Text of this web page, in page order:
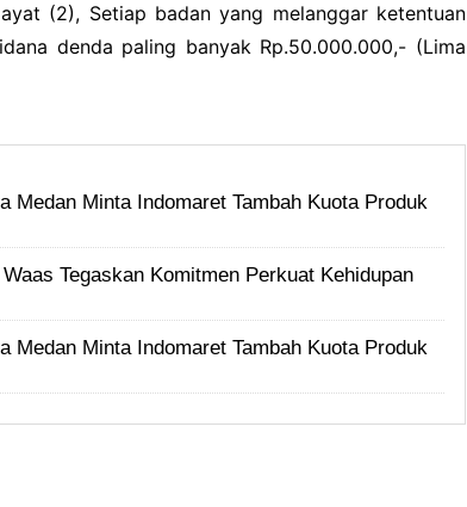
(2), Setiap badan yang melanggar ketentuan
denda paling banyak Rp.50.000.000,- (Lima
Medan Minta Indomaret Tambah Kuota Produk
Tegaskan Komitmen Perkuat Kehidupan
Medan Minta Indomaret Tambah Kuota Produk